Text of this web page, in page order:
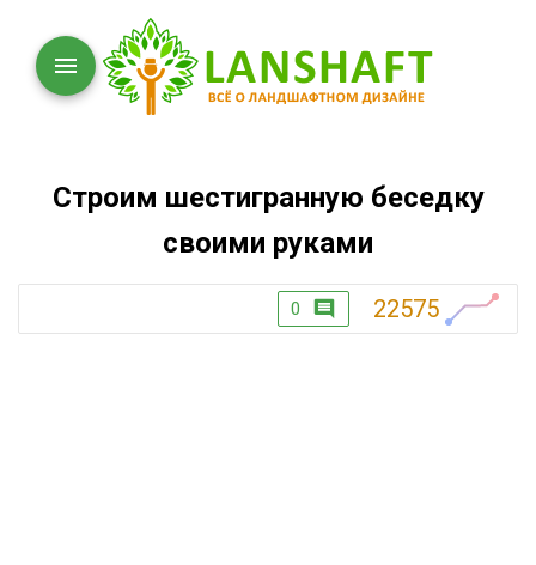
Строим шестигранную беседку
своими руками
0 22575